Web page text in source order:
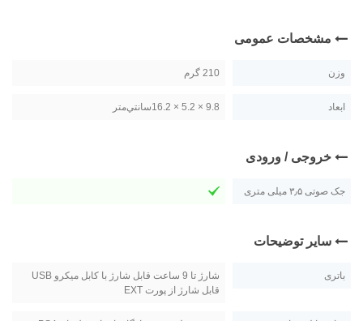
مشخصات عمومی
وزن 210 گرم
ابعاد 9.8 × 5.2 × 16.2سانتي‌متر
خروجی / ورودی
جک صوتی ۳٫۵ میلی متری
سایر توضیحات
باتری
شارژ تا 9 ساعت قابل شارژ با کابل میکرو USB
قابل شارژ از پورت EXT